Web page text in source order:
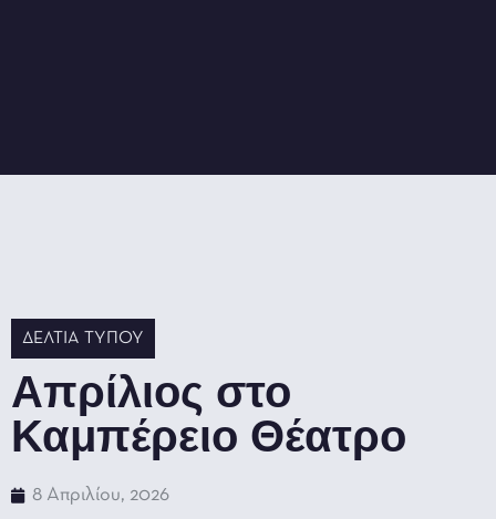
ΔΕΛΤΊΑ ΤΎΠΟΥ
Απρίλιος στο
Καμπέρειο Θέατρο
8 Απριλίου, 2026